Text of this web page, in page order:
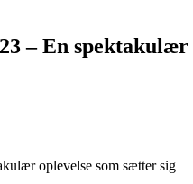
– En spektakulær
oplevelse som sætter sig